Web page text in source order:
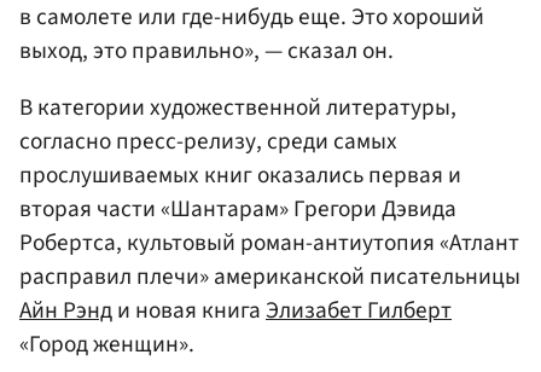
в самолете или где-нибудь еще. Это хороший
выход, это правильно», — сказал он.
В категории художественной литературы,
согласно пресс-релизу, среди самых
прослушиваемых книг оказались первая и
вторая части «Шантарам» Грегори Дэвида
Робертса, культовый роман-антиутопия «Атлант
расправил плечи» американской писательницы
Айн Рэнди новая книгаЭлизабет Гилберт
«Город женщин».